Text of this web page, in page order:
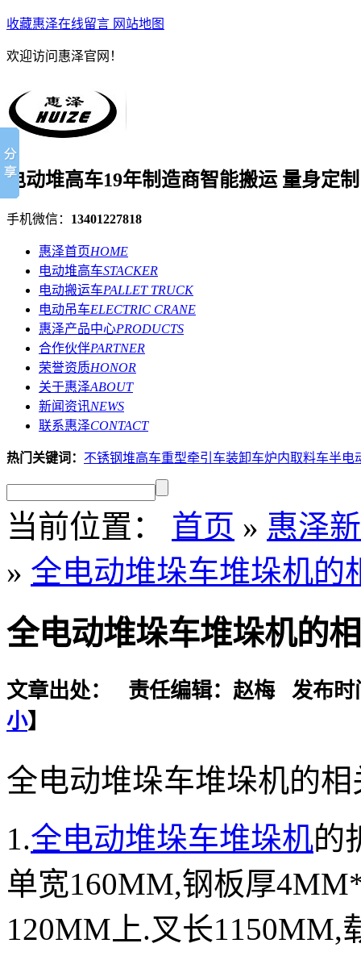
收藏惠泽在线留言 网站地图
欢迎访问惠泽官网！
电动堆高车19年制造商智能搬运 量身定制
手机微信： 13401227818
惠泽首页HOME
电动堆高车STACKER
电动搬运车PALLET TRUCK
电动吊车ELECTRIC CRANE
惠泽产品中心PRODUCTS
合作伙伴PARTNER
荣誉资质HONOR
关于惠泽ABOUT
新闻资讯NEWS
联系惠泽CONTACT
热门关键词： 不锈钢堆高车重型牵引车装卸车炉内取料车半电
当前位置： 首页 » 惠泽
» 全电动堆垛车堆垛机的
全电动堆垛车堆垛机的
文章出处： 责任编辑：赵梅 发布时
小】
全电动堆垛车堆垛机的
1.全电动堆垛车堆垛机的
单宽160MM,钢板厚
120MM上.叉长1150MM,